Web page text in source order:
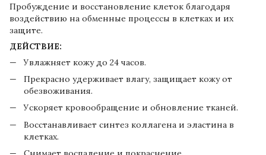
Пробуждение и восстановление клеток благодаря
воздействию на обменные процессы в клетках и их
защите.
ДЕЙСТВИЕ:
Увлажняет кожу до 24 часов.
Прекрасно удерживает влагу, защищает кожу от
обезвоживания.
Ускоряет кровообращение и обновление тканей.
Восстанавливает синтез коллагена и эластина в
клетках.